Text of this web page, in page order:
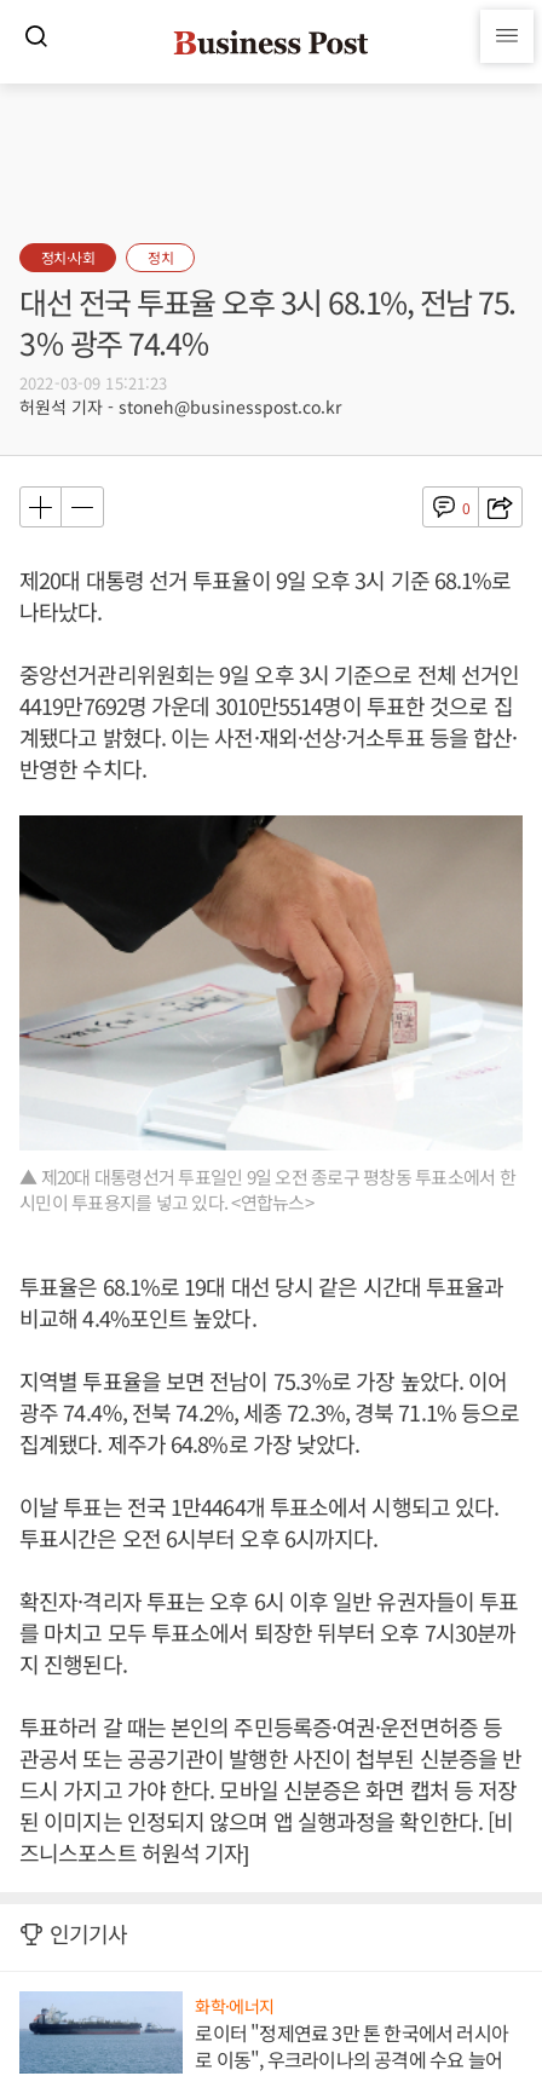
정치·사회 정치
대선 전국 투표율 오후 3시 68.1%, 전남 75.
3％ 광주 74.4％
2022-03-09 15:21:23
허원석 기자 - stoneh@businesspost.co.kr
0
제20대 대통령 선거 투표율이 9일 오후 3시 기준 68.1%로
나타났다.
중앙선거관리위원회는 9일 오후 3시 기준으로 전체 선거인
4419만7692명 가운데 3010만5514명이 투표한 것으로 집
계됐다고 밝혔다. 이는 사전·재외·선상·거소투표 등을 합산·
반영한 수치다.
▲ 제20대 대통령선거 투표일인 9일 오전 종로구 평창동 투표소에서 한
시민이 투표용지를 넣고 있다. <연합뉴스>
투표율은 68.1%로 19대 대선 당시 같은 시간대 투표율과
비교해 4.4%포인트 높았다.
지역별 투표율을 보면 전남이 75.3％로 가장 높았다. 이어
광주 74.4％, 전북 74.2%, 세종 72.3%, 경북 71.1% 등으로
집계됐다. 제주가 64.8%로 가장 낮았다.
이날 투표는 전국 1만4464개 투표소에서 시행되고 있다.
투표시간은 오전 6시부터 오후 6시까지다.
확진자·격리자 투표는 오후 6시 이후 일반 유권자들이 투표
를 마치고 모두 투표소에서 퇴장한 뒤부터 오후 7시30분까
지 진행된다.
투표하러 갈 때는 본인의 주민등록증·여권·운전면허증 등
관공서 또는 공공기관이 발행한 사진이 첩부된 신분증을 반
드시 가지고 가야 한다. 모바일 신분증은 화면 캡처 등 저장
된 이미지는 인정되지 않으며 앱 실행과정을 확인한다. [비
즈니스포스트 허원석 기자]
인기기사
화학·에너지
로이터 "정제연료 3만 톤 한국에서 러시아
로 이동", 우크라이나의 공격에 수요 늘어